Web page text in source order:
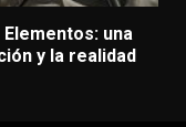
una
y la realidad